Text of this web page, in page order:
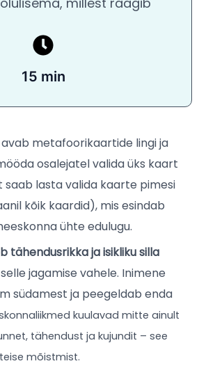
15 min
avab metafoorikaartide lingi ja
osalejatel valida üks kaart
saab lasta valida kaarte pimesi
kõik kaardid), mis esindab
ühte edulugu.
tähendusrikka ja isikliku silla
jagamise vahele. Inimene
südamest ja peegeldab enda
kuulavad mitte ainult
tähendust ja kujundit – see
mõistmist.